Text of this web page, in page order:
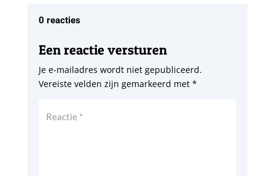
0 reacties
Een reactie versturen
Je e-mailadres wordt niet gepubliceerd.
Vereiste velden zijn gemarkeerd met *